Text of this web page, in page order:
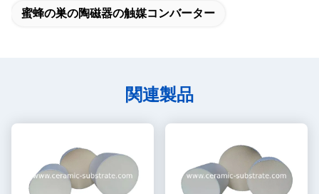
蜜蜂の巣の陶磁器の触媒コンバーター
関連製品